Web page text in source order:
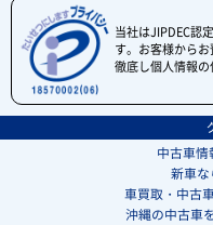
当社はJIPDEC認
す。お客様から
徹底し個人情報の
中古車
新車
車買取・中古
沖縄の中古車